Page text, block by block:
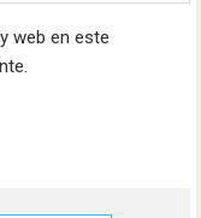
web en este